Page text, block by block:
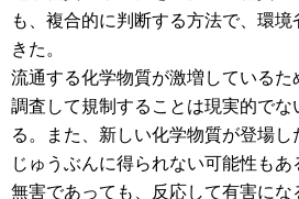
も、複合的に判断する方法で、環
きた。
流通する化学物質が激増しているた
調査して規制することは現実的で
る。また、新しい化学物質が登場
じゅうぶんに得られない可能性も
無害であっても、反応して有害にな